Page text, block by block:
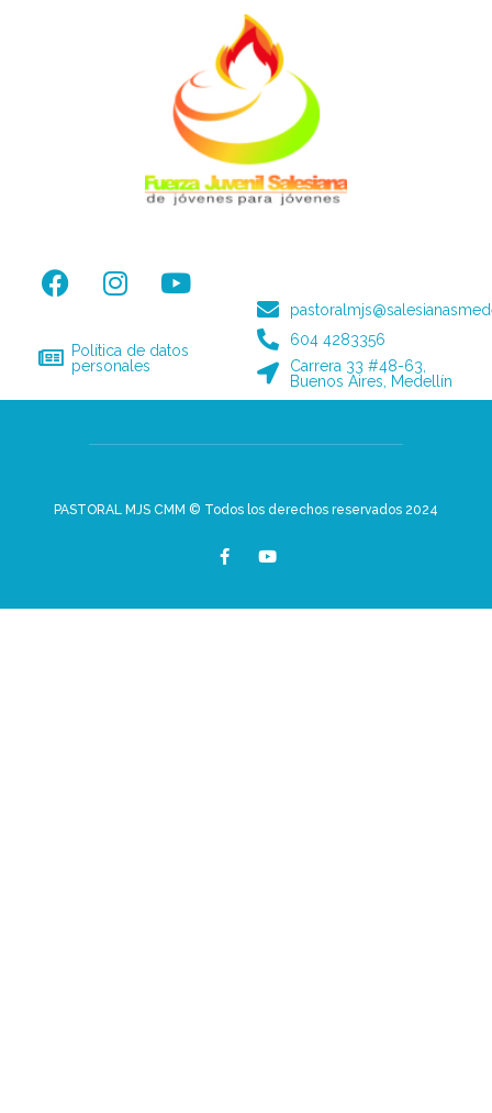
Política de datos
personales
604 4283356
Carrera 33 #48-63,
Buenos Aires, Medellín
PASTORAL MJS CMM © Todos los derechos reservados 2024